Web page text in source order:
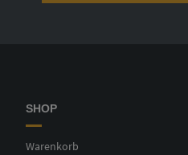
SHOP
Warenkorb